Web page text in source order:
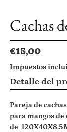
Cachas
Precio
habitual
€15,00
Impuestos
Agregando
el
tu
Detalle del
Pareja de
para mangos
de